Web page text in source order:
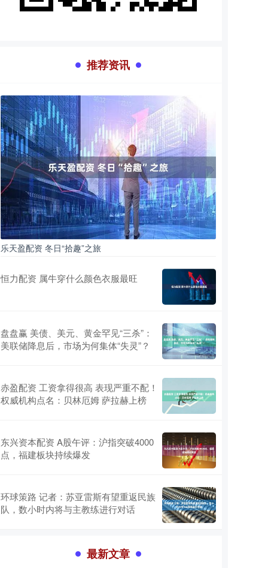
推荐资讯
乐天盈配资 冬日“拾趣”之旅
恒力配资 属牛穿什么颜色衣服最旺
盘盘赢 美债、美元、黄金罕见“三杀”：
美联储降息后，市场为何集体“失灵”？
赤盈配资 工资拿得很高 表现严重不配！
权威机构点名：贝林厄姆 萨拉赫上榜
东兴资本配资 A股午评：沪指突破4000
点，福建板块持续爆发
环球策路 记者：苏亚雷斯有望重返民族
队，数小时内将与主教练进行对话
最新文章